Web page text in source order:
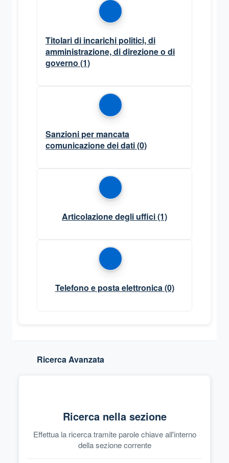
Titolari di incarichi politici, di
amministrazione, di direzione o di
governo (1)
Sanzioni per mancata
comunicazione dei dati(0)
Articolazione degli uffici(1)
Telefono e posta elettronica (0)
Ricerca Avanzata
Ricerca nella sezione
Effettua la ricerca tramite parole chiave all'interno
della sezione corrente